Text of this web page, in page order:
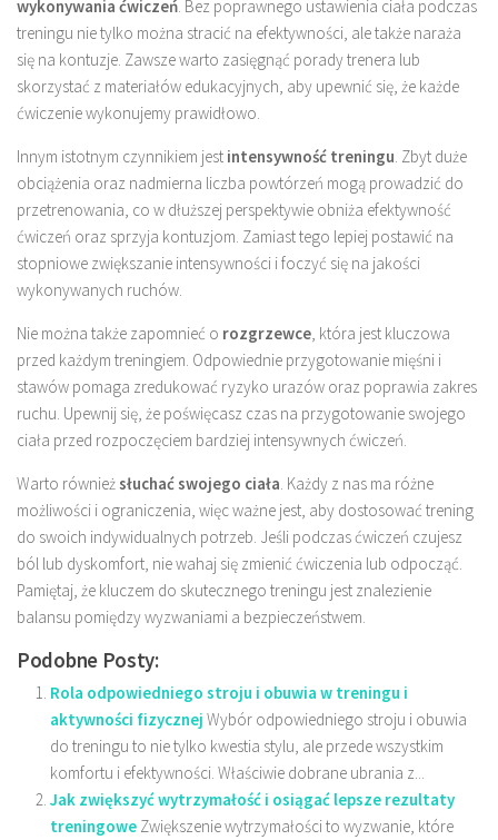
wykonywania ćwiczeń . Bez poprawnego ustawienia ciała podczas
treningu nie tylko można stracić na efektywności, ale także naraża
się na kontuzje. Zawsze warto zasięgnąć porady trenera lub
skorzystać z materiałów edukacyjnych, aby upewnić się, że każde
ćwiczenie wykonujemy prawidłowo.
Innym istotnym czynnikiem jest intensywność treningu . Zbyt duże
obciążenia oraz nadmierna liczba powtórzeń mogą prowadzić do
przetrenowania, co w dłuższej perspektywie obniża efektywność
ćwiczeń oraz sprzyja kontuzjom. Zamiast tego lepiej postawić na
stopniowe zwiększanie intensywności i foczyć się na jakości
wykonywanych ruchów.
Nie można także zapomnieć o rozgrzewce , która jest kluczowa
przed każdym treningiem. Odpowiednie przygotowanie mięśni i
stawów pomaga zredukować ryzyko urazów oraz poprawia zakres
ruchu. Upewnij się, że poświęcasz czas na przygotowanie swojego
ciała przed rozpoczęciem bardziej intensywnych ćwiczeń.
Warto równieżsłuchać swojego ciała . Każdy z nas ma różne
możliwości i ograniczenia, więc ważne jest, aby dostosować trening
do swoich indywidualnych potrzeb. Jeśli podczas ćwiczeń czujesz
ból lub dyskomfort, nie wahaj się zmienić ćwiczenia lub odpocząć.
Pamiętaj, że kluczem do skutecznego treningu jest znalezienie
balansu pomiędzy wyzwaniami a bezpieczeństwem.
Podobne Posty:
Rola odpowiedniego stroju i obuwia w treningu i
aktywności fizycznej Wybór odpowiedniego stroju i obuwia
do treningu to nie tylko kwestia stylu, ale przede wszystkim
komfortu i efektywności. Właściwie dobrane ubrania z...
Jak zwiększyć wytrzymałość i osiągać lepsze rezultaty
treningowe Zwiększenie wytrzymałości to wyzwanie, które